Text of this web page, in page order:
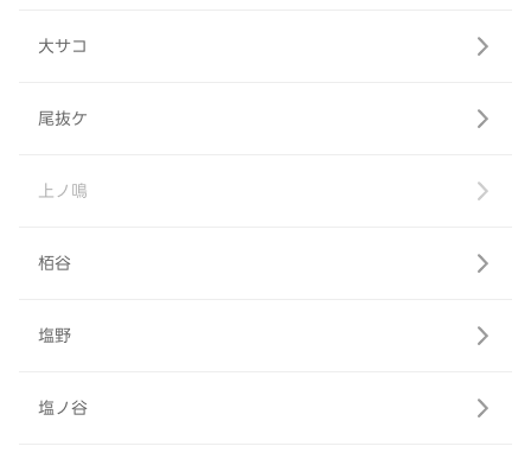
大サコ
尾抜ケ
上ノ鳴
栢谷
塩野
塩ノ谷